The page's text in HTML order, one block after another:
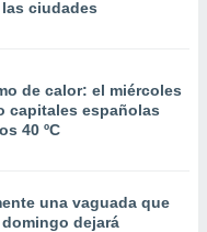
ciudades
de calor: el miércoles
capitales españolas
40 ºC
una vaguada que
dejará